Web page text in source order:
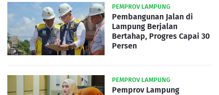
PEMPROV LAMPUNG
Pembangunan Jalan di
Lampung Berjalan
Bertahap, Progres Capai 30
Persen
PEMPROV LAMPUNG
Pemprov Lampung